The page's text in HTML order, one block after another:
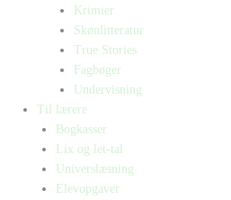
Krimier
Skønlitteratur
True Stories
Fagbøger
Undervisning
Til lærere
Bogkasser
Lix og let-tal
Universlæsning
Elevopgaver